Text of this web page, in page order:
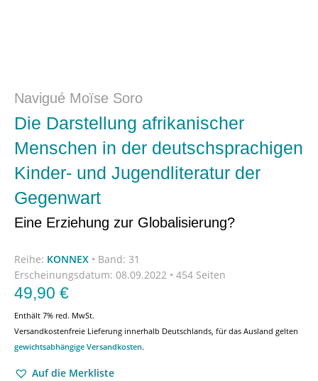
Navigué Moïse Soro
Die Darstellung afrikanischer
Menschen in der deutschsprachigen
Kinder- und Jugendliteratur der
Gegenwart
Eine Erziehung zur Globalisierung?
Reihe: KONNEX • Band: 31
Erscheinungsdatum: 08.09.2022 • 454 Seiten
49,90 €
Enthält 7% red. MwSt.
Versandkostenfreie Lieferung innerhalb Deutschlands, für das Ausland gelten
gewichtsabhängige Versandkosten.
Auf die Merkliste